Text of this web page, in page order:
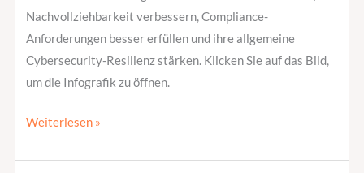
Nachvollziehbarkeit verbessern, Compliance-
Anforderungen besser erfüllen und ihre allgemeine
Cybersecurity-Resilienz stärken. Klicken Sie auf das Bild,
um die Infografik zu öffnen.
Weiterlesen »